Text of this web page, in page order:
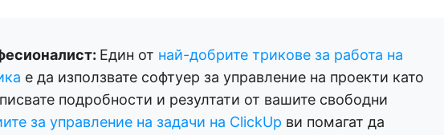
Един от най-добрите трикове за работа на
е да използвате софтуер за управление на проекти като
подробности и резултати от вашите свободни
за управление на задачи на ClickUp ви помагат да